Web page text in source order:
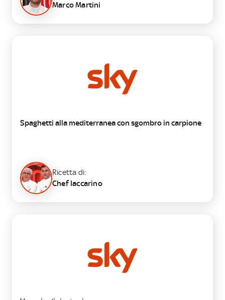
Marco Martini
Spaghetti alla mediterranea con sgombro in carpione
Ricetta di:
Chef Iaccarino